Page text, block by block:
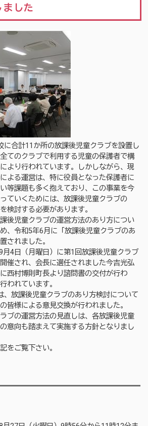
した
合計11か所の放課後児童クラブを設置し
てのクラブで利用する児童の保護者で構
より行われています。しかしながら、現
よる運営は、特に役員となった保護者に
等課題も多く抱えており、この事業を今
ていくためには、放課後児童クラブの
検討する必要があります。
後児童クラブの運営方法のあり方につい
、令和5年6月に「放課後児童クラブのあ
されました。
4日（月曜日）に第1回放課後児童クラブ
催され、会長に選任されました今吉光弘
西村博則町長より諮問書の交付が行わ
われています。
放課後児童クラブのあり方検討について
皆様による意見交換が行われました。
ブの運営方法の見直しは、各放課後児童
意向も踏まえて実施する方針となりまし
をご覧下さい。